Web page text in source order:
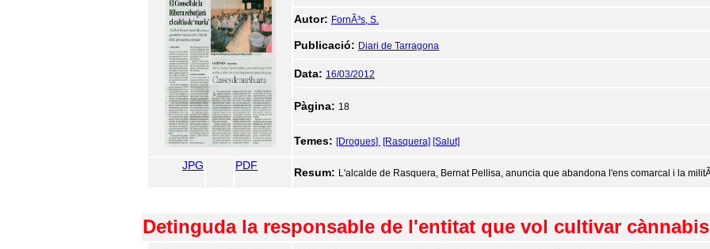
Autor: FornÃ³s, S.
Publicació: Diari de Tarragona
Data: 16/03/2012
Pàgina: 18
Temes: [Drogues] [Rasquera] [Salut]
JPG PDF
Resum: L'alcalde de Rasquera, Bernat Pellisa, anuncia que abandona l'ens comarcal i la
Detinguda la responsable de l'entitat que vol cultivar